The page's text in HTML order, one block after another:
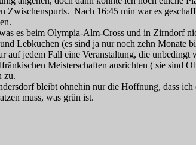
Zwischenspurts. Nach 16:45 min war es
es beim Olympia-Alm-Cross und in Zirndorf
Lebkuchen (es sind ja nur noch zehn Monate
auf jedem Fall eine Veranstaltung, die
Meisterschaften ausrichten ( sie sind
zu.
bleibt ohnehin nur die Hoffnung, dass
muss, was grün ist.